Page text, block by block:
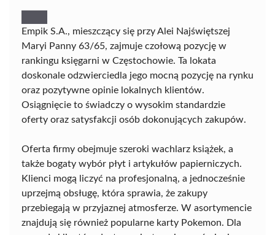
Empik S.A., mieszczący się przy Alei Najświętszej
Maryi Panny 63/65, zajmuje czołową pozycję w
rankingu księgarni w Częstochowie. Ta lokata
doskonale odzwierciedla jego mocną pozycję na rynku
oraz pozytywne opinie lokalnych klientów.
Osiągnięcie to świadczy o wysokim standardzie
oferty oraz satysfakcji osób dokonujących zakupów.
Oferta firmy obejmuje szeroki wachlarz książek, a
także bogaty wybór płyt i artykułów papierniczych.
Klienci mogą liczyć na profesjonalną, a jednocześnie
uprzejmą obsługę, która sprawia, że zakupy
przebiegają w przyjaznej atmosferze. W asortymencie
znajdują się również popularne karty Pokemon. Dla